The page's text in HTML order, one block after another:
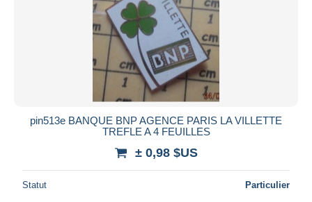
pin513e BANQUE BNP AGENCE PARIS LA VILLETTE
TREFLE A 4 FEUILLES
± 0,98 $US
Statut Particulier